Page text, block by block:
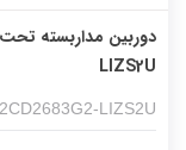
LIZS2U
LIZS2U